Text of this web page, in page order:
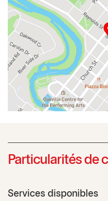
Particularités de
Services disponibles